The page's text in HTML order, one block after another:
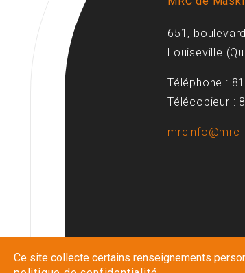
651,
Louiseville
Téléphone :
Télécopieur :
Ce site collecte certains renseignements